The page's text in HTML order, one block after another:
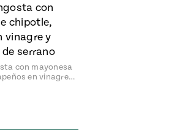
con
chipotle,
vinagre y
serrano
con mayonesa
en vinagre…